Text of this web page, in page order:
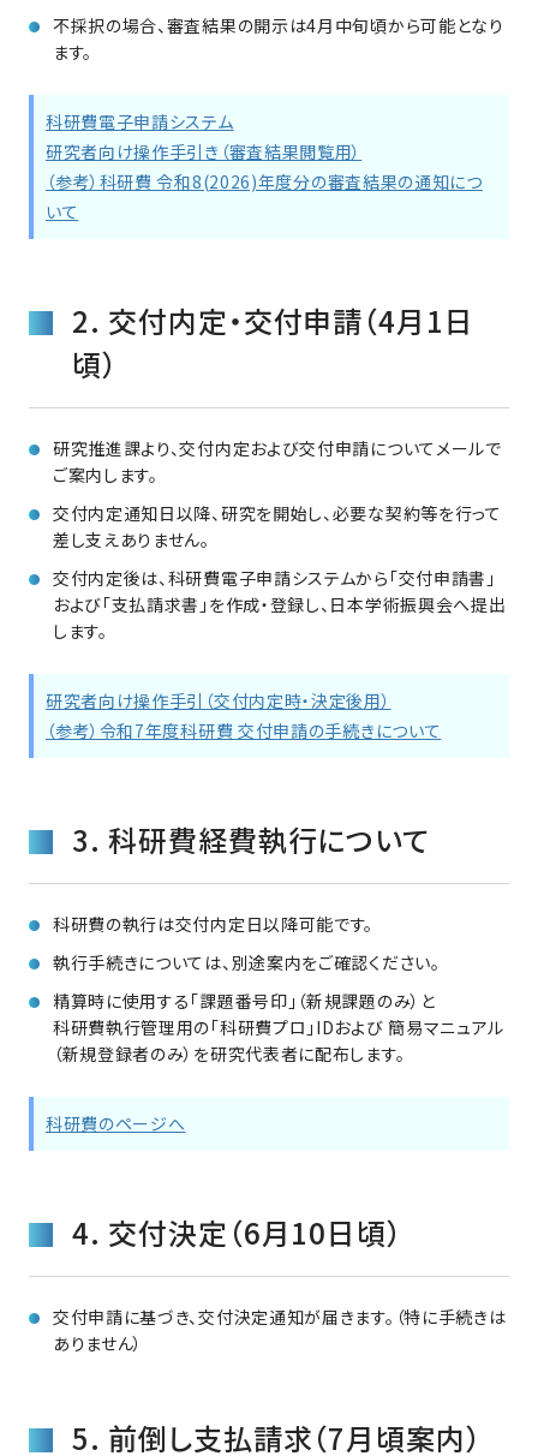
不採択の場合、審査結果の開示は4月中旬頃から可能となり
ます。
科研費電子申請システム
研究者向け操作手引き（審査結果閲覧用）
（参考）科研費 令和8(2026)年度分の審査結果の通知につ
いて
2. 交付内定・交付申請（4月1日
頃）
研究推進課より、交付内定および交付申請についてメールで
ご案内します。
交付内定通知日以降、研究を開始し、必要な契約等を行って
差し支えありません。
交付内定後は、科研費電子申請システムから「交付申請書」
および「支払請求書」を作成・登録し、日本学術振興会へ提出
します。
研究者向け操作手引（交付内定時・決定後用）
（参考）令和7年度科研費 交付申請の手続きについて
3. 科研費経費執行について
科研費の執行は交付内定日以降可能です。
執行手続きについては、別途案内をご確認ください。
精算時に使用する「課題番号印」（新規課題のみ）と
科研費執行管理用の「科研費プロ」IDおよび 簡易マニュアル
（新規登録者のみ）を研究代表者に配布します。
科研費のページへ
4. 交付決定（6月10日頃）
交付申請に基づき、交付決定通知が届きます。（特に手続きは
ありません）
5. 前倒し支払請求（7月頃案内）